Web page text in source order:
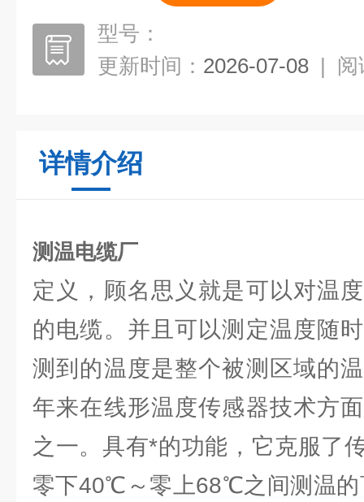
型号：
更新时间： 2026-07-08 | 阅
详情介绍
测温电缆厂
定义，顾名思义就是可以对温
的电缆。并且可以测定温度随
测到的温度是整个被测区域的
年来在线形温度传感器技术方
之一。具有*的功能，它克服了
零下40℃～零上68℃之间测温的